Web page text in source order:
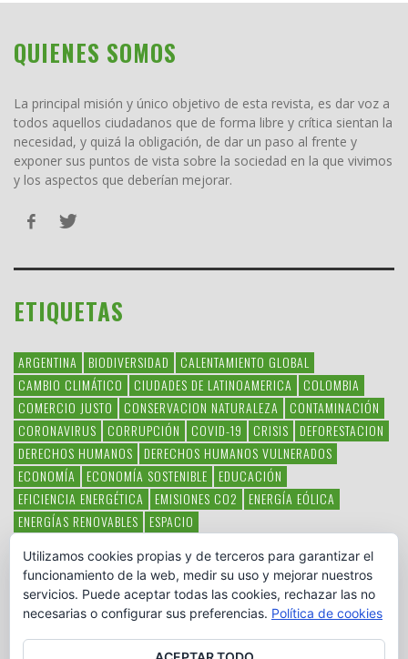
QUIENES SOMOS
La principal misión y único objetivo de esta revista, es dar voz a
todos aquellos ciudadanos que de forma libre y crítica sientan la
necesidad, y quizá la obligación, de dar un paso al frente y
exponer sus puntos de vista sobre la sociedad en la que vivimos
y los aspectos que deberían mejorar.
ETIQUETAS
ARGENTINA BIODIVERSIDAD
CALENTAMIENTO GLOBAL
CAMBIO CLIMÁTICO
CIUDADES DE LATINOAMERICA
COLOMBIA
COMERCIO JUSTO
CONSERVACION NATURALEZA
CONTAMINACIÓN
CORONAVIRUS
CORRUPCIÓN COVID-19 CRISIS
DEFORESTACION
DERECHOS HUMANOS
DERECHOS HUMANOS VULNERADOS
ECONOMÍA
ECONOMÍA SOSTENIBLE
EDUCACIÓN
EFICIENCIA ENERGÉTICA
EMISIONES CO2
ENERGÍA EÓLICA
ENERGÍAS RENOVABLES
ESPACIO
HAMBRE LATINOAMÉRICA MEDIO AMBIENTE
MÉXICO
OBJETIVOS DEL MILENIO
ONGS PAZ POBREZA POESÍA
POLITICA
PUEBLOS INDÍGENAS RSC RSE
SOBERANÍA ALIMENTARIA
SOLIDARIDAD SOSTENIBILIDAD TECNOLOGÍA VERTIDO PETROLEO
Utilizamos cookies propias y de terceros para garantizar el
funcionamiento de la web, medir su uso y mejorar nuestros
servicios. Puede aceptar todas las cookies, rechazar las no
necesarias o configurar sus preferencias. Política de cookies